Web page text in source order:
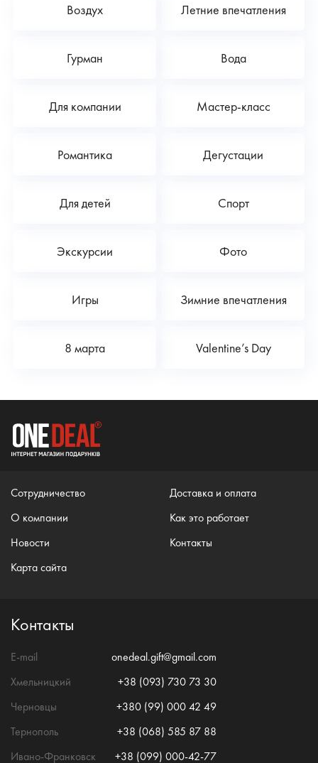
Воздух Летние впечатления
Гурман Вода
Для компании Мастер-класс
Романтика Дегустации
Для детей Спорт
Экскурсии Фото
Игры Зимние впечатления
8 марта Valentine’s Day
Сотрудничество
О компании
Новости
Карта сайта
Доставка и оплата
Как это работает
Контакты
Контакты
E-mail
onedeal.gift@gmail.com
Хмельницкий
+38 (093) 730 73 30
Черновцы
+380 (99) 000 42 49
Тернополь
+38 (068) 585 87 88
Ивано-Франковск
+38 (099) 000-42-77